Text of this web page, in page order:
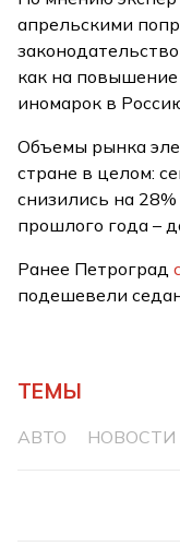
апрельскими
как на повышение
иномарок в
Объемы рынка
стране в целом:
снизились на
прошлого года –
Ранее Петроград
подешевели
ТЕМЫ
АВТО НОВОСТИ